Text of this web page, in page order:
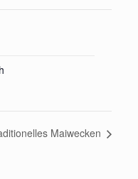
Maiwecken